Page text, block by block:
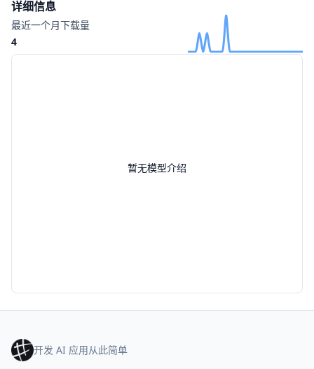
暂无模型介绍
详细信息
最近一个月下载量
4
开发 AI 应用从此简单